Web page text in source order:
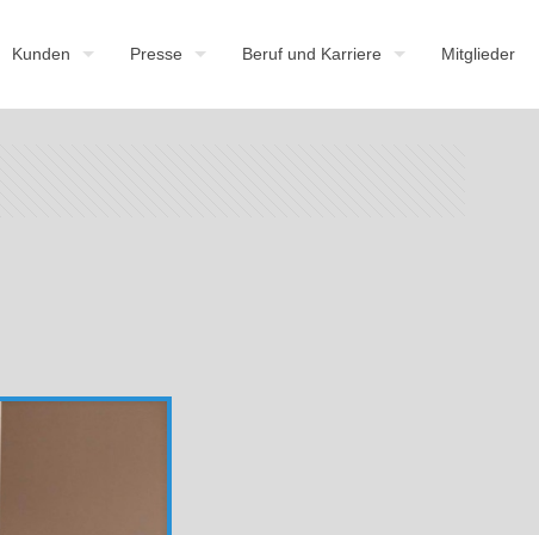
Kunden Presse Beruf und Karriere Mitglieder